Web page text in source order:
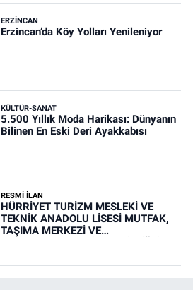
ERZINCAN
Erzincan’da Köy Yolları Yenileniyor
KÜLTÜR-SANAT
5.500 Yıllık Moda Harikası: Dünyanın
Bilinen En Eski Deri Ayakkabısı
RESMİ İLAN
HÜRRİYET TURİZM MESLEKİ VE
TEKNİK ANADOLU LİSESİ MUTFAK,
TAŞIMA MERKEZİ VE